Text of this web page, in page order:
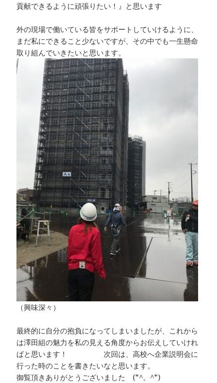
貢献できるように頑張りたい！』と思います
外の現場で働いている皆をサポートしていけるように、
まだ私にできること少ないですが、その中でも一生懸命
取り組んでいきたいと思います。
（興味深々）
最終的に自分の抱負になってしまいましたが、これから
は澤田組の魅力を私の見える角度からお伝えしていけれ
ばと思います！ 次回は、高校へ企業説明会に
行った時のことを書きたいなと思います。
御覧頂きありがとうございました (*^。^*)